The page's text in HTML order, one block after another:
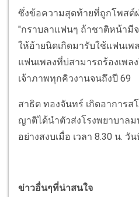
ซึ่งข้อความสุดท้ายที่ถูกโพสต์
"กราบลาแฟนๆ ถ้าชาติหน้ามีจ
ให้อ้ายนิดเกิดมารับใช้แฟนเพ
แฟนเพลงที่บ่สามารถร้องเพ
เจ้าภาพทุกคิวงานจนถึงปี 69
สาธิต ทองจันทร์ เกิดอาการส
ญาติได้นำตัวส่งโรงพยาบาล
อย่างสงบเมื่อ เวลา 8.30 น. วั
ข่าวอื่นๆที่น่าสนใจ